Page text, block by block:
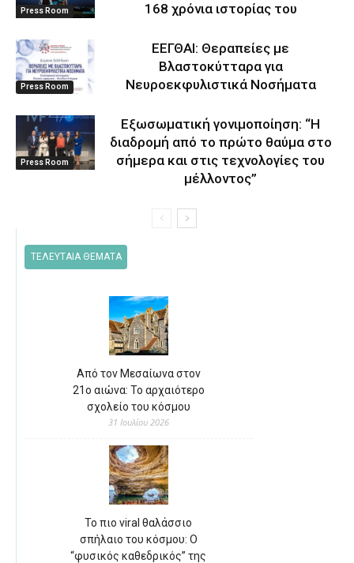
Press Room
168 χρόνια ιστορίας του
Press Room
ΕΕΓΘΑΙ: Θεραπείες με
Βλαστοκύτταρα για
Νευροεκφυλιστικά Νοσήματα
Press Room
Eξωσωματική γονιμοποίηση: “Η
διαδρομή από το πρώτο θαύμα στο
σήμερα και στις τεχνολογίες του
μέλλοντος’’
ΤΕΛΕΥΤΑΙΑ ΘΕΜΑΤΑ
Από τον Μεσαίωνα στον
21ο αιώνα: Το αρχαιότερο
σχολείο του κόσμου
31 Ιουλίου 2026
Το πιο viral θαλάσσιο
σπήλαιο του κόσμου: Ο
“φυσικός καθεδρικός” της